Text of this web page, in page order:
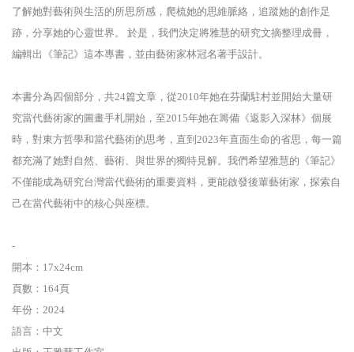
了解她對藝術與生活的所思所感，爬梳她的思維脈絡，追蹤她的創作足
跡，分享她的心靈世界。 於是，我們決定將雅慧的研究文摘整理成冊，
編輯出《筆記》這本專書，並由藝術家林冠名著手設計。
本書分為四個部分，共24篇文章，從2010年她在芬蘭駐村並開始大量研
究當代藝術家的圖畫手札開始，至2015年她在籌備《返影入深林》個展
時，對東方哲學和當代藝術的思考，直到2023年直面生命的省思，每一篇
都充滿了她對自然、藝術、與世界的獨特見解。我們希望雅慧的《筆記》
不僅能成為研究台灣當代藝術的重要資料，更能啟發後輩藝術家，探索自
己在當代藝術中的核心與座標。
-
開本：17x24cm
頁數：164頁
年份：2024
語言：中文